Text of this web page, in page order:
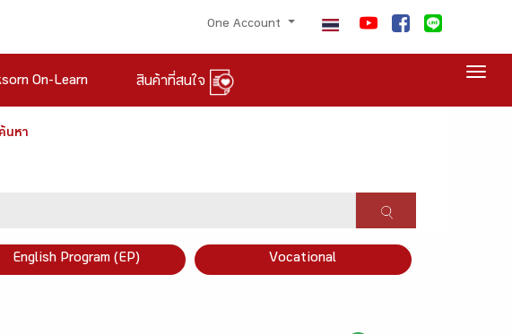
One Account
On-Learn สินค้าที่สนใจ
ค้นหา
English Program (EP) Vocational